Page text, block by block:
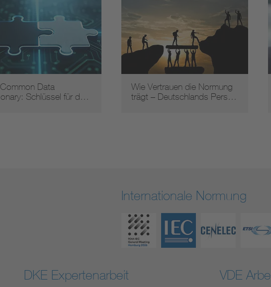
Data
Schlüssel für d…
Wie Vertrauen die Normung
trägt – Deutschlands Pers…
Internationale Normung
DKE Expertenarbeit VDE